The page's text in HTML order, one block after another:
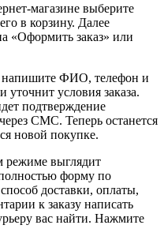
магазине выберите
в корзину. Далее
«Оформить заказ» или
напишите ФИО, телефон и
условия заказа.
подтверждение
СМС. Теперь останется
новой покупке.
режиме выглядит
форму по
доставки, оплаты,
к заказу написать
вас найти. Нажмите